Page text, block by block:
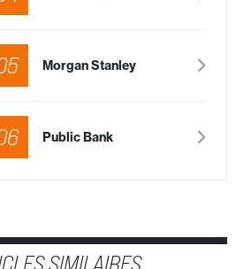
Morgan Stanley
Public Bank